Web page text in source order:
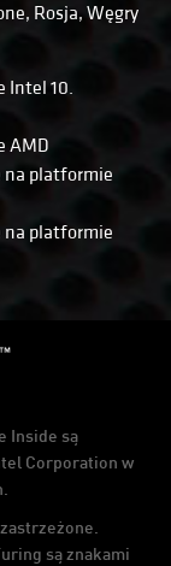
Rosja, Węgry
Intel 10.
AMD
na platformie
na platformie
Inside są
Corporation w
są znakami